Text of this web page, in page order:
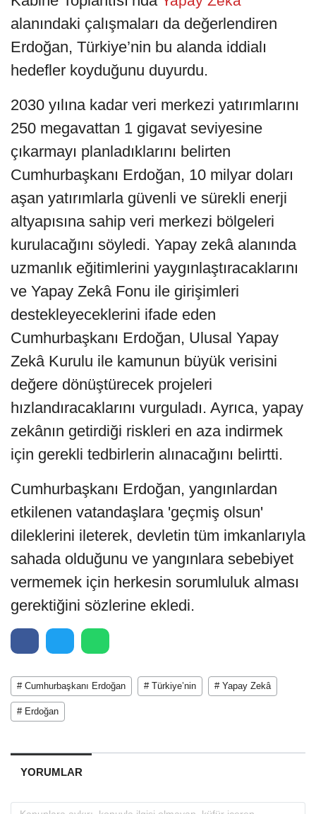
alanındaki çalışmaları da değerlendiren
Erdoğan, Türkiye’nin bu alanda iddialı
hedefler koyduğunu duyurdu.
2030 yılına kadar veri merkezi yatırımlarını
250 megavattan 1 gigavat seviyesine
çıkarmayı planladıklarını belirten
Cumhurbaşkanı Erdoğan, 10 milyar doları
aşan yatırımlarla güvenli ve sürekli enerji
altyapısına sahip veri merkezi bölgeleri
kurulacağını söyledi. Yapay zekâ alanında
uzmanlık eğitimlerini yaygınlaştıracaklarını
ve Yapay Zekâ Fonu ile girişimleri
destekleyeceklerini ifade eden
Cumhurbaşkanı Erdoğan, Ulusal Yapay
Zekâ Kurulu ile kamunun büyük verisini
değere dönüştürecek projeleri
hızlandıracaklarını vurguladı. Ayrıca, yapay
zekânın getirdiği riskleri en aza indirmek
için gerekli tedbirlerin alınacağını belirtti.
Cumhurbaşkanı Erdoğan, yangınlardan
etkilenen vatandaşlara 'geçmiş olsun'
dileklerini ileterek, devletin tüm imkanlarıyla
sahada olduğunu ve yangınlara sebebiyet
vermemek için herkesin sorumluluk alması
gerektiğini sözlerine ekledi.
# Cumhurbaşkanı Erdoğan # Türkiye’nin # Yapay Zekâ
# Erdoğan
YORUMLAR